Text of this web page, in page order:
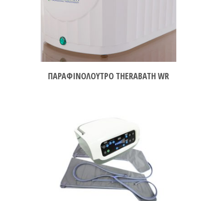
ΠΑΡΑΦΙΝΟΛΟΥΤΡΟ THERABATH WR